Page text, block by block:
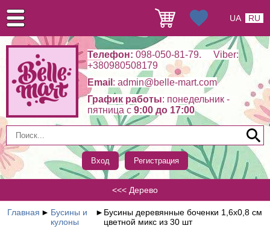
Телефон: 098-050-81-79. Viber:
+380980508179
Email : admin@belle-mart.com
График работы: понедельник -
пятница c 9:00 до 17:00
Вход Регистрация
UA RU
<<< Дерево
Главная ► Бусины и
кулоны
► Бусины деревянные боченки 1,6х0,8 см
цветной микс из 30 шт